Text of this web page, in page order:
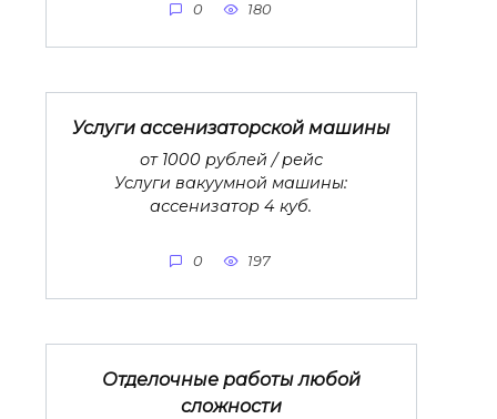
0 180
Услуги ассенизаторской машины
от 1000 рублей / рейс
Услуги вакуумной машины:
ассенизатор 4 куб.
0 197
Отделочные работы любой
сложности